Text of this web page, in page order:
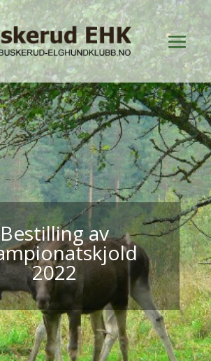
Bestilling av
2022